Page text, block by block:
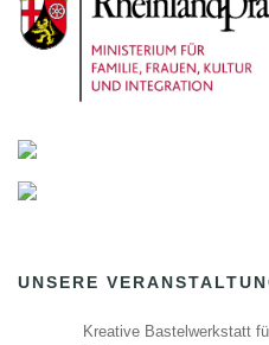
UNSERE
Kreative Bastelwerkstatt